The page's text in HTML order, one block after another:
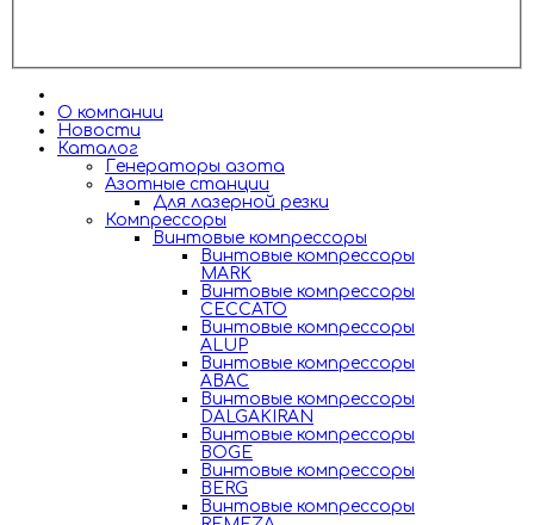
О компании
Новости
Каталог
Генераторы азота
Азотные станции
Для лазерной резки
Компрессоры
Винтовые компрессоры
Винтовые компрессоры
MARK
Винтовые компрессоры
CECCATO
Винтовые компрессоры
ALUP
Винтовые компрессоры
ABAC
Винтовые компрессоры
DALGAKIRAN
Винтовые компрессоры
BOGE
Винтовые компрессоры
BERG
Винтовые компрессоры